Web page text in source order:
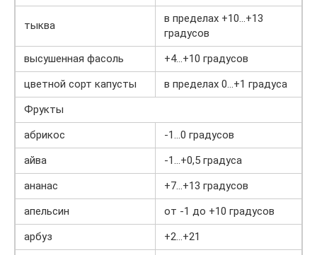
тыква
в пределах +10…+13
градусов
высушенная фасоль
+4…+10 градусов
цветной сорт капусты
в пределах 0…+1 градуса
Фрукты
абрикос
-1…0 градусов
айва
-1…+0,5 градуса
ананас
+7…+13 градусов
апельсин
от -1 до +10 градусов
арбуз
+2…+21